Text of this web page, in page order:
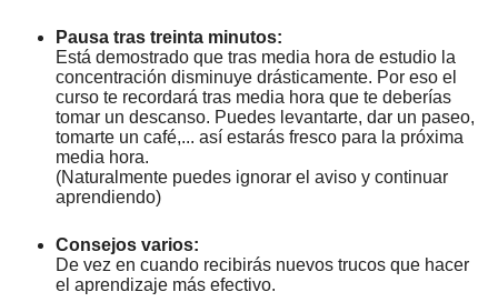
Pausa tras treinta minutos:
Está demostrado que tras media hora de estudio la
concentración disminuye drásticamente. Por eso el
curso te recordará tras media hora que te deberías
tomar un descanso. Puedes levantarte, dar un paseo,
tomarte un café,... así estarás fresco para la próxima
media hora.
(Naturalmente puedes ignorar el aviso y continuar
aprendiendo)
Consejos varios:
De vez en cuando recibirás nuevos trucos que hacer
el aprendizaje más efectivo.